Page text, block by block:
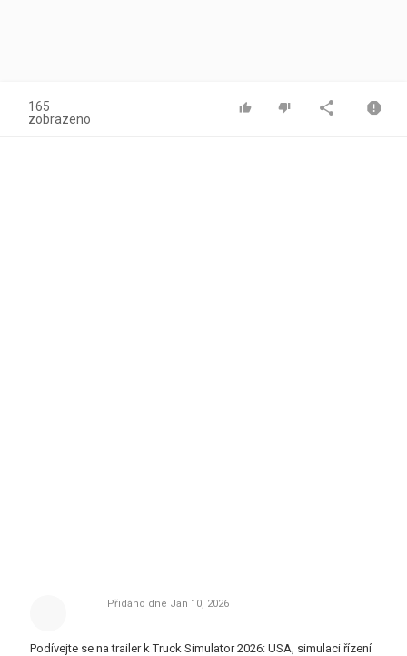
165
zobrazeno
Přidáno dne Jan 10, 2026
Podívejte se na trailer k Truck Simulator 2026: USA, simulaci řízení